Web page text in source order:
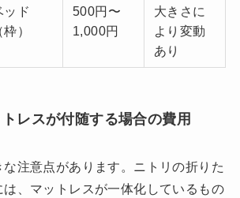
ッド
枠）
500円〜
1,000円
大きさに
より変動
あり
レスが付随する場合の費用
な注意点があります。ニトリの折りた
は、マットレスが一体化しているもの